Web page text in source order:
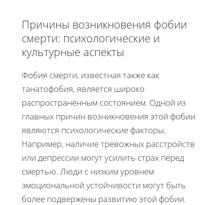
Причины возникновения фобии
смерти: психологические и
культурные аспекты
Фобия смерти, известная также как
танатофобия, является широко
распространённым состоянием. Одной из
главных причин возникновения этой фобии
являются психологические факторы.
Например, наличие тревожных расстройств
или депрессии могут усилить страх перед
смертью. Люди с низким уровнем
эмоциональной устойчивости могут быть
более подвержены развитию этой фобии.